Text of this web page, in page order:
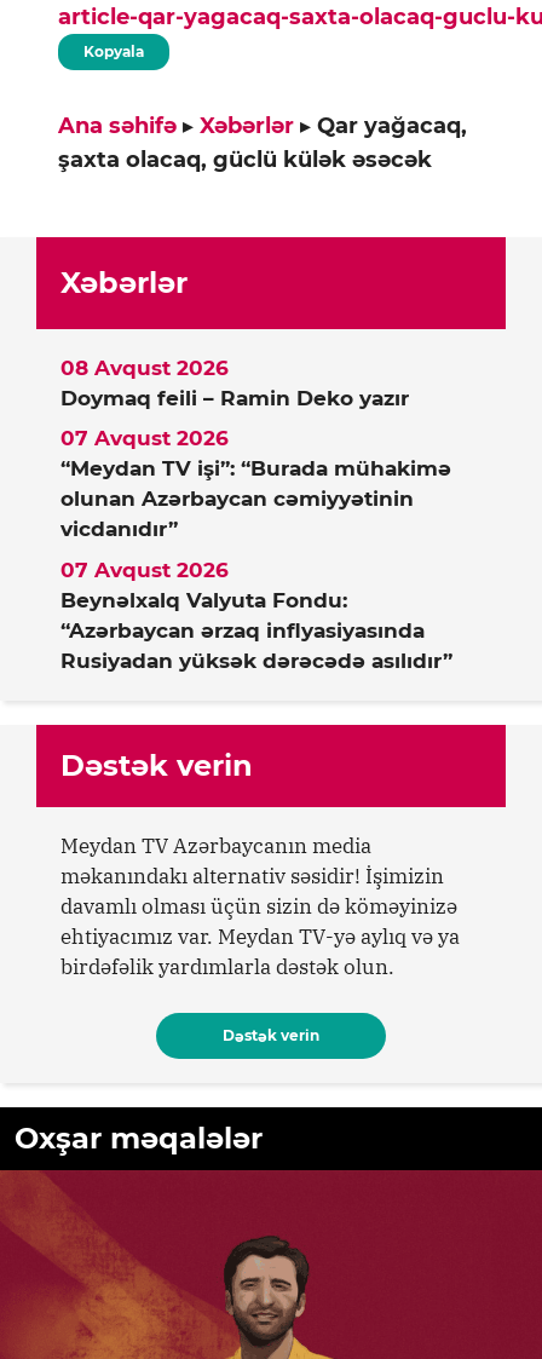
article-qar-yagacaq-saxta-olacaq-guclu-
Kopyala
Ana səhifə ▸ Xəbərlər ▸ Qar yağacaq,
şaxta olacaq, güclü külək əsəcək
Xəbərlər
Doymaq feili – Ramin Deko yazır
08 Avqust 2026
“Meydan TV işi”: “Burada mühakimə
olunan Azərbaycan cəmiyyətinin
vicdanıdır”
07 Avqust 2026
Beynəlxalq Valyuta Fondu:
“Azərbaycan ərzaq inflyasiyasında
Rusiyadan yüksək dərəcədə asılıdır”
07 Avqust 2026
Dəstək verin
Meydan TV Azərbaycanın media
məkanındakı alternativ səsidir! İşimizin
davamlı olması üçün sizin də köməyinizə
ehtiyacımız var. Meydan TV-yə aylıq və ya
birdəfəlik yardımlarla dəstək olun.
Dəstək verin
Oxşar məqalələr